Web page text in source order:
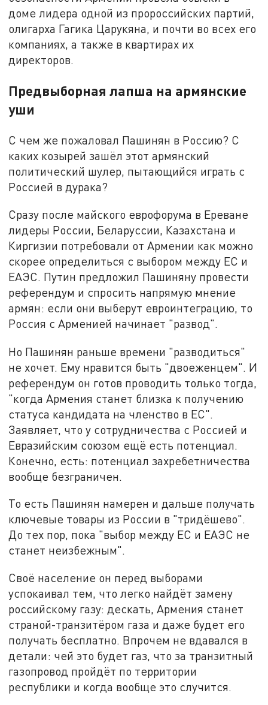
доме лидера одной из пророссийских партий,
олигарха Гагика Царукяна, и почти во всех его
компаниях, а также в квартирах их
директоров.
Предвыборная лапша на армянские
уши
С чем же пожаловал Пашинян в Россию? С
каких козырей зашёл этот армянский
политический шулер, пытающийся играть с
Россией в дурака?
Сразу после майского еврофорума в Ереване
лидеры России, Беларуссии, Казахстана и
Киргизии потребовали от Армении как можно
скорее определиться с выбором между ЕС и
ЕАЭС. Путин предложил Пашиняну провести
референдум и спросить напрямую мнение
армян: если они выберут евроинтеграцию, то
Россия с Арменией начинает "развод".
Но Пашинян раньше времени "разводиться"
не хочет. Ему нравится быть "двоеженцем". И
референдум он готов проводить только тогда,
"когда Армения станет близка к получению
статуса кандидата на членство в ЕС".
Заявляет, что у сотрудничества с Россией и
Евразийским союзом ещё есть потенциал.
Конечно, есть: потенциал захребетничества
вообще безграничен.
То есть Пашинян намерен и дальше получать
ключевые товары из России в "тридёшево".
До тех пор, пока "выбор между ЕС и ЕАЭС не
станет неизбежным".
Своё население он перед выборами
успокаивал тем, что легко найдёт замену
российскому газу: дескать, Армения станет
страной-транзитёром газа и даже будет его
получать бесплатно. Впрочем не вдавался в
детали: чей это будет газ, что за транзитный
газопровод пройдёт по территории
республики и когда вообще это случится.